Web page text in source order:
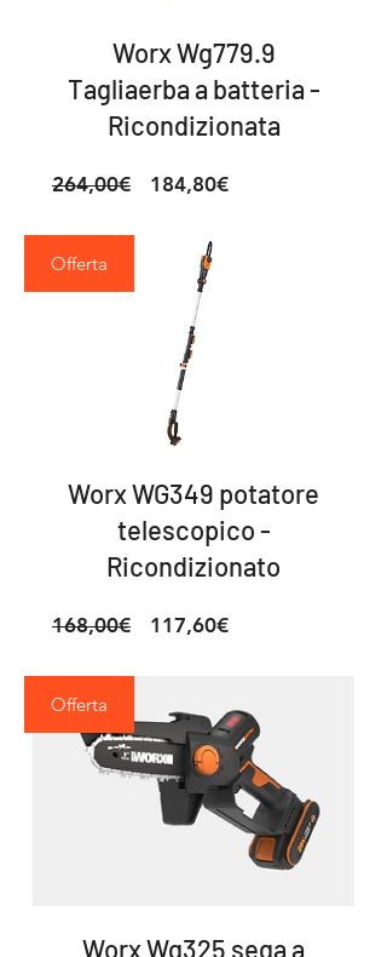
Worx Wg779.9
Tagliaerba a batteria -
Ricondizionata
264,00€
Prezzo
184,80€Prezzo
Offerta
Worx WG349 potatore
telescopico -
Ricondizionato
168,00€
Prezzo
117,60€Prezzo
Offerta
Worx Wg325 sega a